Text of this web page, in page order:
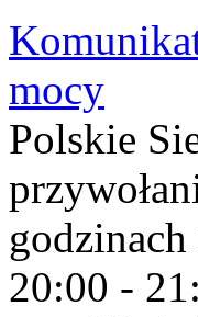
mocy
Polskie
20:00 -